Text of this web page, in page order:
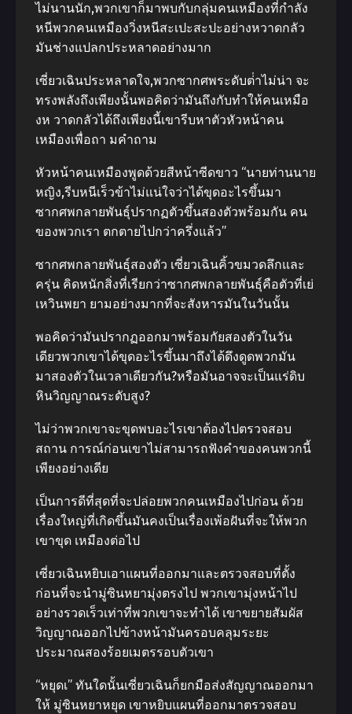
ไม่นานนัก,พวกเขาก็มาพบกับกลุ่มคนเหมืองที่กําลัง
หนีพวกคนเหมืองวิ่งหนีสะเปะสะปะอย่างหวาดกลัว
มันช่างแปลกประหลาดอย่างมาก
เซี่ยวเฉินประหลาดใจ,พวกซากศพระดับต่ําไม่น่า จะ
ทรงพลังถึงเพียงนั้นพอคิดว่ามันถึงกับทําให้คนเหมือ
งห วาดกลัวได้ถึงเพียงนี้เขารีบหาตัวหัวหน้าคน
เหมืองเพื่อถา มคําถาม
หัวหน้าคนเหมืองพูดด้วยสีหน้าซีดขาว “นายท่านนาย
หญิง,รีบหนีเร็วข้าไม่แน่ใจว่าได้ขุดอะไรขึ้นมา
ซากศพกลายพันธุ์ปรากฏตัวขึ้นสองตัวพร้อมกัน คน
ของพวกเรา ตกตายไปกว่าครึ่งแล้ว”
ซากศพกลายพันธุ์สองตัว เซี่ยวเฉินคิ้วขมวดลึกและ
ครุ่น คิดหนักสิ่งที่เรียกว่าซากศพกลายพันธุ์คือตัวที่เย่
เหวินพยา ยามอย่างมากที่จะสังหารมันในวันนั้น
พอคิดว่ามันปรากฏออกมาพร้อมกัยสองตัวในวัน
เดียวพวกเขาได้ขุดอะไรขึ้นมาถึงได้ดึงดูดพวกมัน
มาสองตัวในเวลาเดียวกัน?หรือมันอาจจะเป็นแร่ดิบ
หินวิญญาณระดับสูง?
ไม่ว่าพวกเขาจะขุดพบอะไรเขาต้องไปตรวจสอบ
สถาน การณ์ก่อนเขาไม่สามารถฟังคําของคนพวกนี้
เพียงอย่างเดีย
เป็นการดีที่สุดที่จะปล่อยพวกคนเหมืองไปก่อน ด้วย
เรื่องใหญ่ที่เกิดขึ้นมันคงเป็นเรื่องเพ้อฝันที่จะให้พวก
เขาขุด เหมืองต่อไป
เซี่ยวเฉินหยิบเอาแผนที่ออกมาและตรวจสอบที่ตั้ง
ก่อนที่จะนํามู่ซินหยามุ่งตรงไป พวกเขามุ่งหน้าไป
อย่างรวดเร็วเท่าที่พวกเขาจะทําได้ เขาขยายสัมผัส
วิญญาณออกไปข้างหน้ามันครอบคลุมระยะ
ประมาณสองร้อยเมตรรอบตัวเขา
“หยุดเ” ทันใดนั้นเซี่ยวเฉินก็ยกมือส่งสัญญาณออกมา
ให้ มู่ซินหยาหยุด เขาหยิบแผนที่ออกมาตรวจสอบ